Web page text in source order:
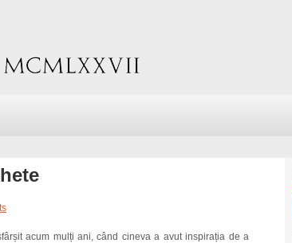
acum mulți ani, când cineva a avut inspirația de a